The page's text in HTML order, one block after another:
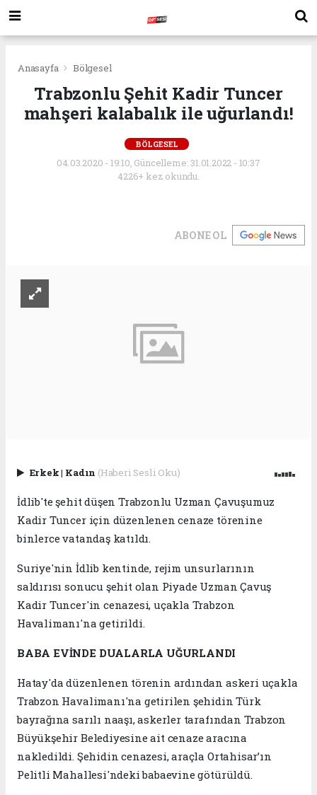
Anasayfa Bölgesel
Trabzonlu Şehit Kadir Tuncer
mahşeri kalabalık ile uğurlandı!
BÖLGESEL
04.03.2020 - 19:10, Güncelleme: 31.01.2022 - 10:37
4226+ kez okundu.
ABONE OL
Erkek| Kadın (Haberi Sesli Oku)
İdlib'te şehit düşen Trabzonlu Uzman Çavuşumuz
Kadir Tuncer için düzenlenen cenaze törenine
binlerce vatandaş katıldı.
Suriye'nin İdlib kentinde, rejim unsurlarının
saldırısı sonucu şehit olan Piyade Uzman Çavuş
Kadir Tuncer'in cenazesi, uçakla Trabzon
Havalimanı'na getirildi.
BABA EVİNDE DUALARLA UĞURLANDI
Hatay'da düzenlenen törenin ardından askeri uçakla
Trabzon Havalimanı'na getirilen şehidin Türk
bayrağına sarılı naaşı, askerler tarafından Trabzon
Büyükşehir Belediyesine ait cenaze aracına
nakledildi. Şehidin cenazesi, araçla Ortahisar’ın
Pelitli Mahallesi'ndeki babaevine götürüldü.